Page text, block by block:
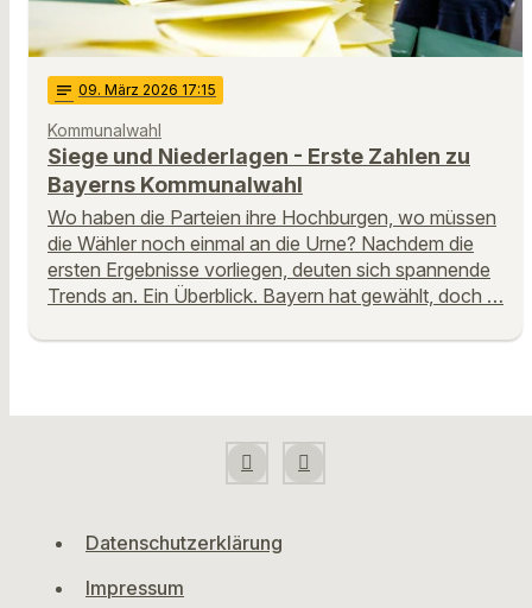
notes 09. März 2026 17:15
Kommunalwahl
Siege und Niederlagen - Erste Zahlen zu
Bayerns Kommunalwahl
Wo haben die Parteien ihre Hochburgen, wo müssen
die Wähler noch einmal an die Urne? Nachdem die
ersten Ergebnisse vorliegen, deuten sich spannende
Trends an. Ein Überblick. Bayern hat gewählt, doch …
Datenschutzerklärung
Impressum